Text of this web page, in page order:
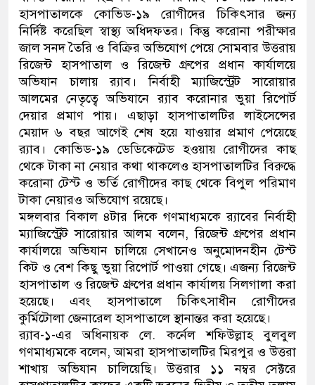
হাসপাতালকে কোভিড-১৯ রোগীদের চিকিৎসার জন্য
নির্দিষ্ট করেছিল স্বাস্থ্য অধিদফতর। কিন্তু করোনা পরীক্ষার
জাল সনদ তৈরি ও বিক্রির অভিযোগ পেয়ে সোমবার উত্তরায়
রিজেন্ট হাসপাতাল ও রিজেন্ট গ্রুপের প্রধান কার্যালয়ে
অভিযান চালায় র‌্যাব। নির্বাহী ম্যাজিস্ট্রেট সারোয়ার
আলমের নেতৃত্বে অভিযানে র‌্যাব করোনার ভুয়া রিপোর্ট
দেয়ার প্রমাণ পায়। এছাড়া হাসপাতালটির লাইসেন্সের
মেয়াদ ৬ বছর আগেই শেষ হয়ে যাওয়ার প্রমাণ পেয়েছে
র‌্যাব। কোভিড-১৯ ডেডিকেটেড হওয়ায় রোগীদের কাছ
থেকে টাকা না নেয়ার কথা থাকলেও হাসপাতালটির বিরুদ্ধে
করোনা টেস্ট ও ভর্তি রোগীদের কাছ থেকে বিপুল পরিমাণ
টাকা নেয়ারও অভিযোগ রয়েছে।
মঙ্গলবার বিকাল ৪টার দিকে গণমাধ্যমকে র‌্যাবের নির্বাহী
ম্যাজিস্ট্রেট সারোয়ার আলম বলেন, রিজেন্ট গ্রুপের প্রধান
কার্যালয়ে অভিযান চালিয়ে সেখানেও অনুমোদনহীন টেস্ট
কিট ও বেশ কিছু ভুয়া রিপোর্ট পাওয়া গেছে। এজন্য রিজেন্ট
হাসপাতাল ও রিজেন্ট গ্রুপের প্রধান কার্যালয় সিলগালা করা
হয়েছে। এবং হাসপাতালে চিকিৎসাধীন রোগীদের
কুর্মিটোলা জেনারেল হাসপাতালে স্থানান্তর করা হয়েছে।
র‌্যাব-১-এর অধিনায়ক লে. কর্নেল শফিউল্লাহ বুলবুল
গণমাধ্যমকে বলেন, আমরা হাসপাতালটির মিরপুর ও উত্তরা
শাখায় অভিযান চালিয়েছি। উত্তরার ১১ নম্বর সেক্টরে